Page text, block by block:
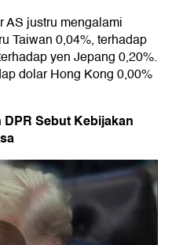
AS justru mengalami
Taiwan 0,04%, terhadap
yen Jepang 0,20%.
dolar Hong Kong 0,00%
Sebut Kebijakan